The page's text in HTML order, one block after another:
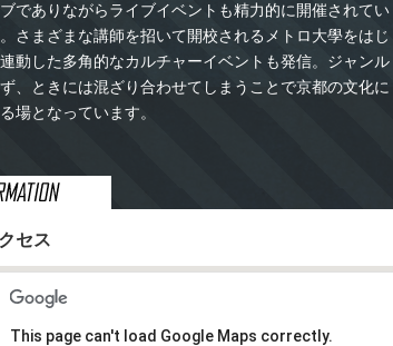
でありながらライブイベントも精力的に開催されてい
さまざまな講師を招いて開校されるメトロ大學をはじ
動した多角的なカルチャーイベントも発信。ジャンル
、ときには混ざり合わせてしまうことで京都の文化に
場となっています。
セス
This page can't load Google Maps correctly.